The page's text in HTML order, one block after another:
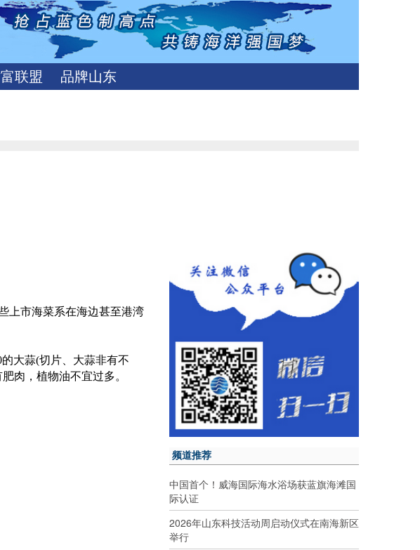
联盟 品牌山东
上市海菜系在海边甚至港湾
的大蒜(切片、大蒜非有不
肉，植物油不宜过多。
频道推荐
中国首个！威海国际海水浴场获蓝旗海滩国
际认证
2026年山东科技活动周启动仪式在南海新区
举行